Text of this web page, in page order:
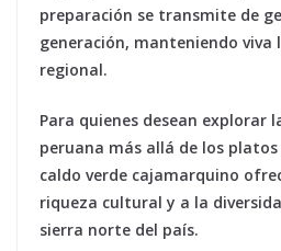
preparación se transmite de
generación, manteniendo
regional.
Para quienes desean explorar
peruana más allá de los
caldo verde cajamarquino
riqueza cultural y a la
sierra norte del país.